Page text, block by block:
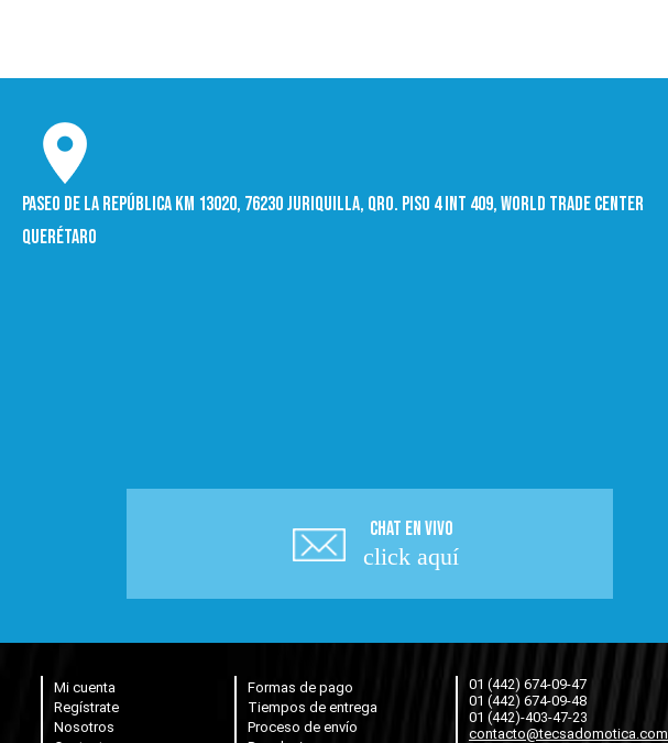
Paseo de la República Km 13020, 76230 Juriquilla, Qro. Piso 4 int 409, World trade Center
Querétaro
CHAT EN VIVO
click aquí
Mi cuenta
Regístrate
Nosotros
Formas de pago
Tiempos de entrega
Proceso de envío
01 (442) 674-09-47
01 (442) 674-09-48
01 (442)-403-47-23
contacto@tecsadomotica.com